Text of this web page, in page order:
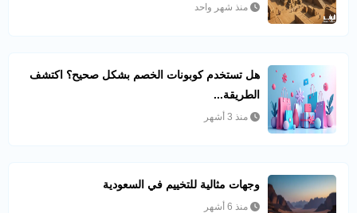
منذ شهر واحد
هل تستخدم كوبونات الخصم بشكل صحيح؟ اكتشف
الطريقة...
منذ 3 أشهر
وجهات مثالية للتخييم في السعودية
منذ 6 أشهر